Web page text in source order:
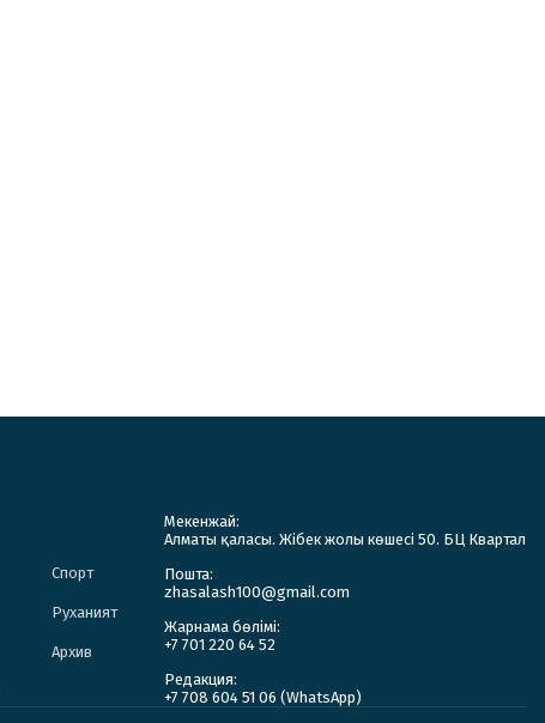
Спорт
Руханият
Архив
Мекенжай:
Алматы қаласы. Жібек жолы көшесі 50. БЦ Квартал
Пошта:
zhasalash100@gmail.com
Жарнама бөлімі:
+7 701 220 64 52
Редакция:
+7 708 604 51 06 (WhatsApp)